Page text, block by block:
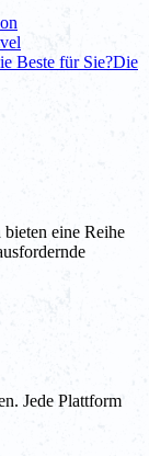
Beste für Sie?Die
eine Reihe
Jede Plattform